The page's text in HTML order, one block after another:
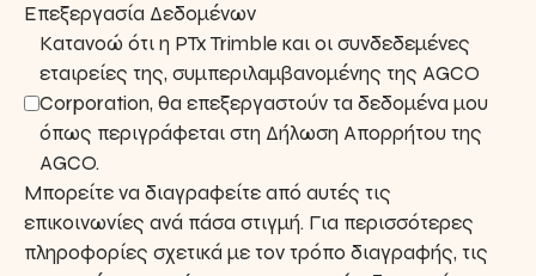
Επεξεργασία Δεδομένων
Κατανοώ ότι η PTx Trimble και οι συνδεδεμένες
εταιρείες της, συμπεριλαμβανομένης της AGCO
Corporation, θα επεξεργαστούν τα δεδομένα μου
όπως περιγράφεται στη Δήλωση Απορρήτου της
AGCO.
Μπορείτε να διαγραφείτε από αυτές τις
επικοινωνίες ανά πάσα στιγμή. Για περισσότερες
πληροφορίες σχετικά με τον τρόπο διαγραφής, τις